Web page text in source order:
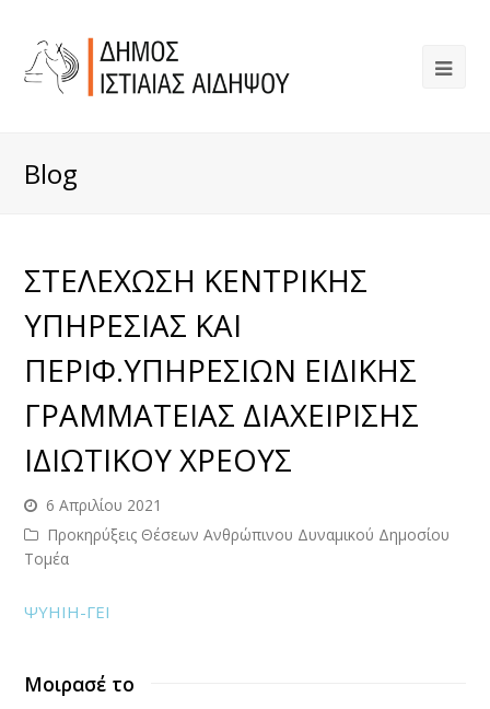
Blog
ΣΤΕΛΕΧΩΣΗ ΚΕΝΤΡΙΚΗΣ
ΥΠΗΡΕΣΙΑΣ ΚΑΙ
ΠΕΡΙΦ.ΥΠΗΡΕΣΙΩΝ ΕΙΔΙΚΗΣ
ΓΡΑΜΜΑΤΕΙΑΣ ΔΙΑΧΕΙΡΙΣΗΣ
ΙΔΙΩΤΙΚΟΥ ΧΡΕΟΥΣ
6 Απριλίου 2021
Προκηρύξεις Θέσεων Ανθρώπινου Δυναμικού Δημοσίου
Τομέα
ΨΥΗΙΗ-ΓΕΙ
Μοιρασέ το